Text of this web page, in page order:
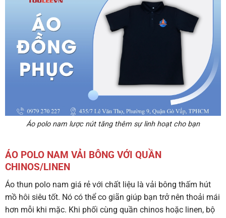
Áo polo nam lược nút tăng thêm sự linh hoạt cho bạn
ÁO POLO NAM VẢI BÔNG VỚI QUẦN
CHINOS/LINEN
Áo thun polo nam giá rẻ với chất liệu là vải bông thấm hút
mồ hôi siêu tốt. Nó có thể co giãn giúp bạn trở nên thoải mái
hơn mỗi khi mặc. Khi phối cùng quần chinos hoặc linen, bộ